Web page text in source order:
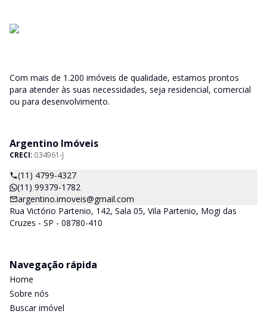
Com mais de 1.200 imóveis de qualidade, estamos prontos
para atender às suas necessidades, seja residencial, comercial
ou para desenvolvimento.
Argentino Imóveis
CRECI: 034961-J
(11) 4799-4327
(11) 99379-1782
argentino.imoveis@gmail.com
Rua Victório Partenio, 142, Sala 05, Vila Partenio, Mogi das
Cruzes - SP - 08780-410
Navegação rápida
Home
Sobre nós
Buscar imóvel